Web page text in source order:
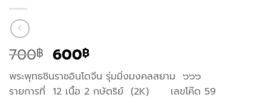
700฿ Original
price
was:
700฿.
600฿Current
price
is:
600฿.
พระพุทธชินราชอินโดจีน รุ่มมิ่งมงคลสยาม ๖๖๖
รายการที่ 12 เนื้อ 2 กษัตริย์ (2K) เลขโค๊ด 59